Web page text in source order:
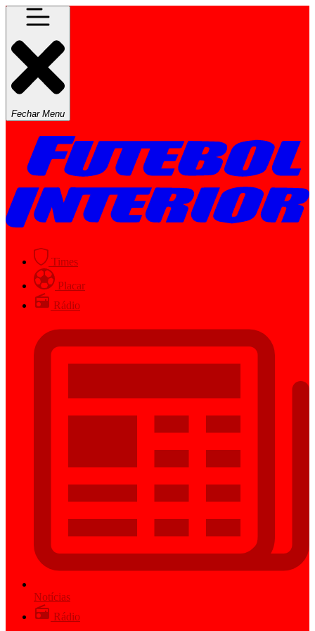
Fechar Menu
Times
Placar
Rádio
Notícias
Rádio